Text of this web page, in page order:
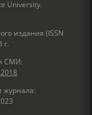
University.
издания (ISSN
г.
СМИ:
журнала: